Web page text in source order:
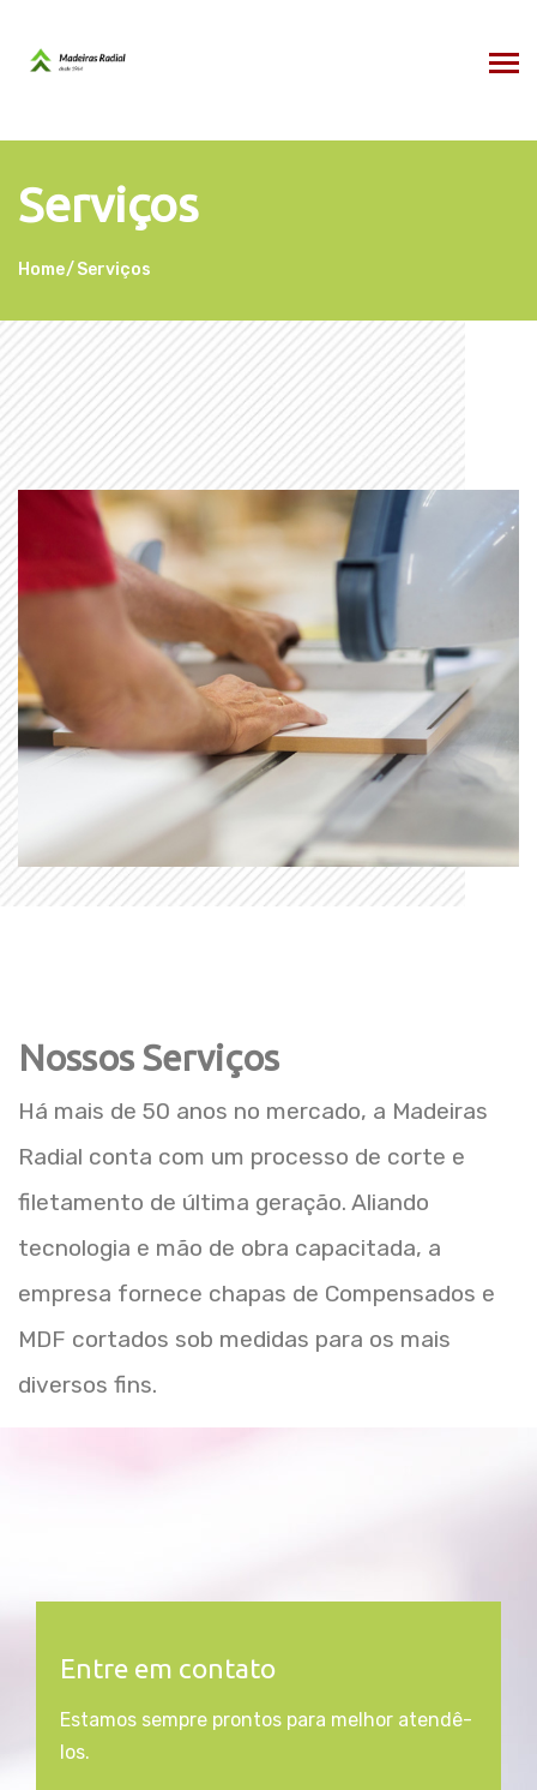
Serviços
Home Serviços
Nossos Serviços
Há mais de 50 anos no mercado, a Madeiras
Radial conta com um processo de corte e
filetamento de última geração. Aliando
tecnologia e mão de obra capacitada, a
empresa fornece chapas de Compensados e
MDF cortados sob medidas para os mais
diversos fins.
Entre em contato
Estamos sempre prontos para melhor atendê-
los.